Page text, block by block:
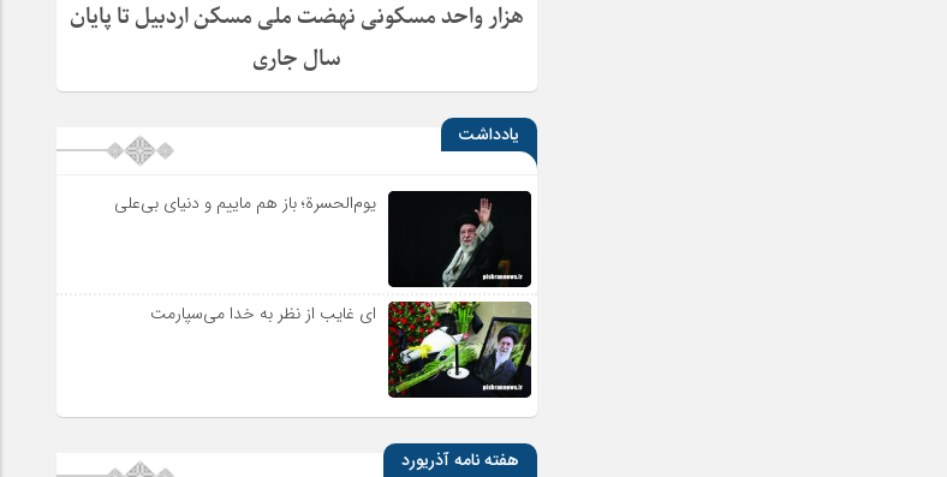
هزار واحد مسکونی نهضت ملی مسکن اردبیل تا پایان
سال جاری
یادداشت
یوم‌الحسرة؛ باز هم ماییم و دنیای بی‌علی
ای غایب از نظر به خدا می‌سپارمت
هفته نامه آذریورد